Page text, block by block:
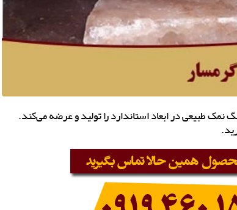
طبیعی در ابعاد استاندارد را تولید و عرضه می‌کند.